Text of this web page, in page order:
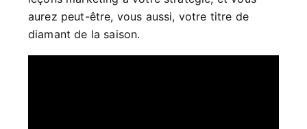
aurez peut-être, vous aussi, votre titre de
diamant de la saison.